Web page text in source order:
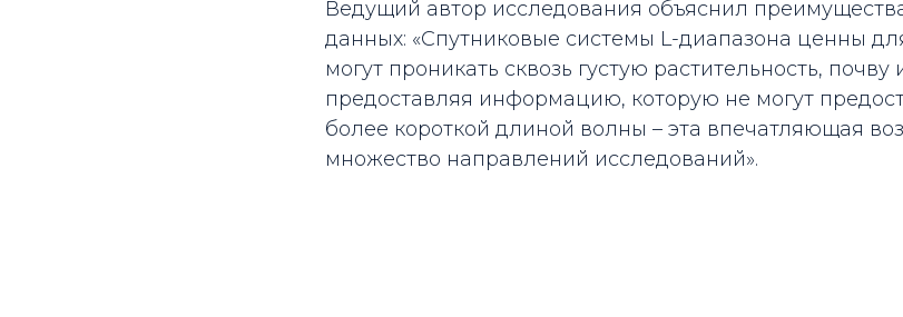
Ведущий автор исследования объяснил
данных: «Спутниковые системы L-диапазона ценны
могут проникать сквозь густую растительность, почву
предоставляя информацию, которую не могут
более короткой длиной волны – эта впечатляющая
множество направлений исследований».